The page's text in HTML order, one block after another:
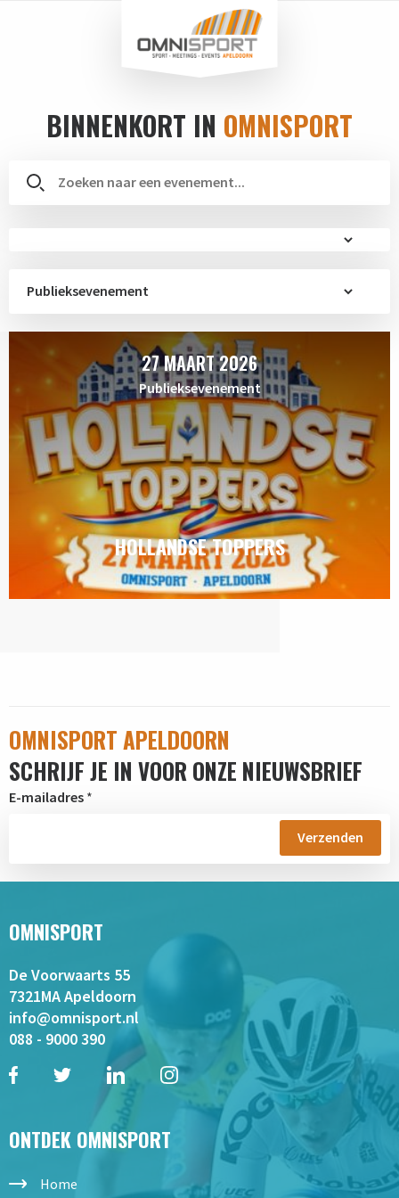
BINNENKORT IN OMNISPORT
Publieksevenement
27 MAART 2026
Publieksevenement
HOLLANDSE TOPPERS
OMNISPORT APELDOORN
SCHRIJF JE IN VOOR ONZE NIEUWSBRIEF
E-mailadres *
OMNISPORT
De Voorwaarts 55
7321MA Apeldoorn
info@omnisport.nl
088 - 9000 390
ONTDEK OMNISPORT
Home